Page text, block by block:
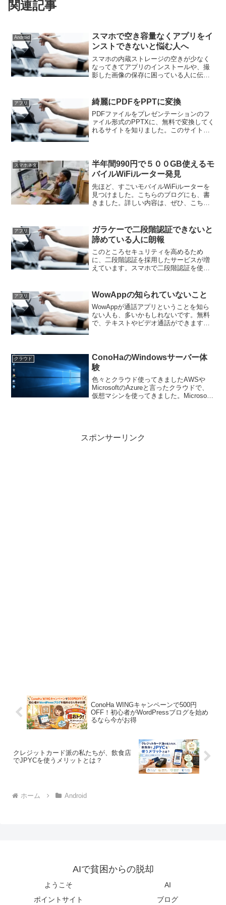
関連記事
Android
スマホで空き容量なくアプリをイ
ンストできないと悩む人へ
スマホの内蔵ストレージの空きが少なく
なってきてアプリのインストールや、撮
影した画像の保存に困っている人に伝え
カードを内蔵ストレージとして使える機
能があり...
アプリ 綺麗にPDFをPPTに変換
PDFファイルをプレゼンテーションのフ
ァイル形式のPPTXに、無料で変換してく
れるサイトを知りました。このサイト
ョン資料、ス...
スマホネタ
半年間990円で５００GB使えるモ
バイルWiFiルーター発見
先ほど、すごいモバイルWiFiルーターを
見つけました。こちらのブログにも、書
きました。詳しい内容は、ぜひ、こちら
ランが、オプション全部込みで1ヶ月990
円で半...
アプリ
ガラケーで二段階認証できないと
諦めている人に朗報
このところセキュリティを高めるため
に、二段階認証を採用したサービスが増
えています。スマホで二段階認証を使う
リを使うことができないので、諦めない
といけないと私は、思って...
アプリ WowAppの知られていないこと
WowAppが通話アプリということを知ら
ない人も、多いかもしれないです。無料
で、テキストやビデオ通話ができます。
WowAppは、海外か...
クラウド
ConoHaのWindowsサーバー体
験
色々とクラウド使ってきましたAWSや
MicrosoftのAzureと言ったクラウドで、
仮想マシンを使ってきました。Microsoft
スポンサーリンク
ConoHa WINGキャンペーンで500円
OFF！初心者がWordPressブログを始め
るなら今がお得
クレジットカード派の私たちが、飲食店
でJPYCを使うメリットとは？
ホーム Android
AIで貧困からの脱却
ようこそ
AI
ポイントサイト
ブログ